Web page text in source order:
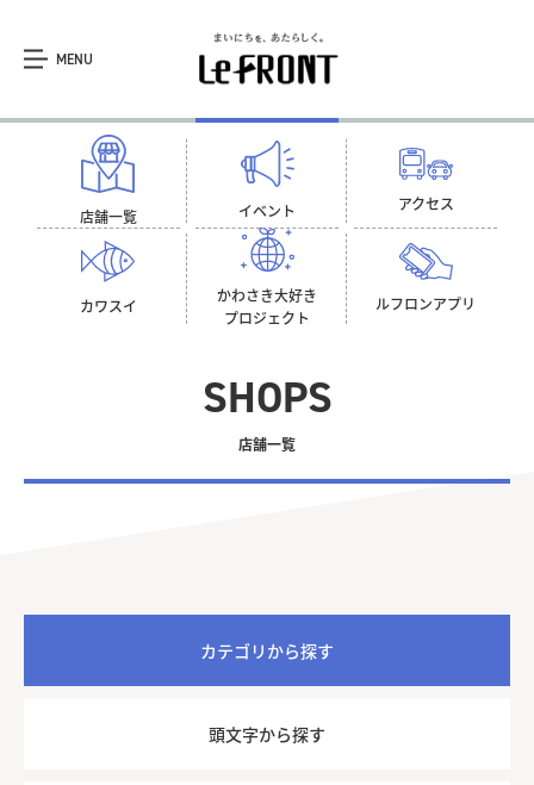
MENU
店舗一覧 イベント アクセス
カワスイ
かわさき大好き
プロジェクト
ルフロンアプリ
SHOPS
店舗一覧
カテゴリから探す
頭文字から探す